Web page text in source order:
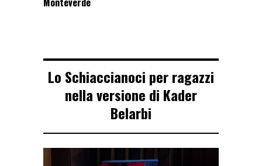
Lo Schiaccianoci per ragazzi
nella versione di Kader
Belarbi